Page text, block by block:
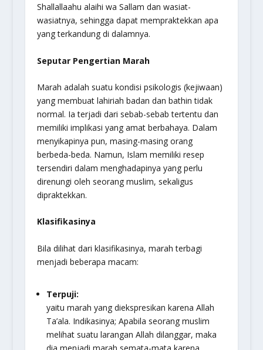
Shallallaahu alaihi wa Sallam dan wasiat-
wasiatnya, sehingga dapat mempraktekkan apa
yang terkandung di dalamnya.
Seputar Pengertian Marah
Marah adalah suatu kondisi psikologis (kejiwaan)
yang membuat lahiriah badan dan bathin tidak
normal. Ia terjadi dari sebab-sebab tertentu dan
memiliki implikasi yang amat berbahaya. Dalam
menyikapinya pun, masing-masing orang
berbeda-beda. Namun, Islam memiliki resep
tersendiri dalam menghadapinya yang perlu
direnungi oleh seorang muslim, sekaligus
dipraktekkan.
Klasifikasinya
Bila dilihat dari klasifikasinya, marah terbagi
menjadi beberapa macam:
Terpuji:
yaitu marah yang diekspresikan karena Allah
Ta’ala. Indikasinya; Apabila seorang muslim
melihat suatu larangan Allah dilanggar, maka